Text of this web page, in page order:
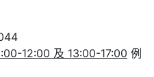
12:00 及 13:00-17:00 例